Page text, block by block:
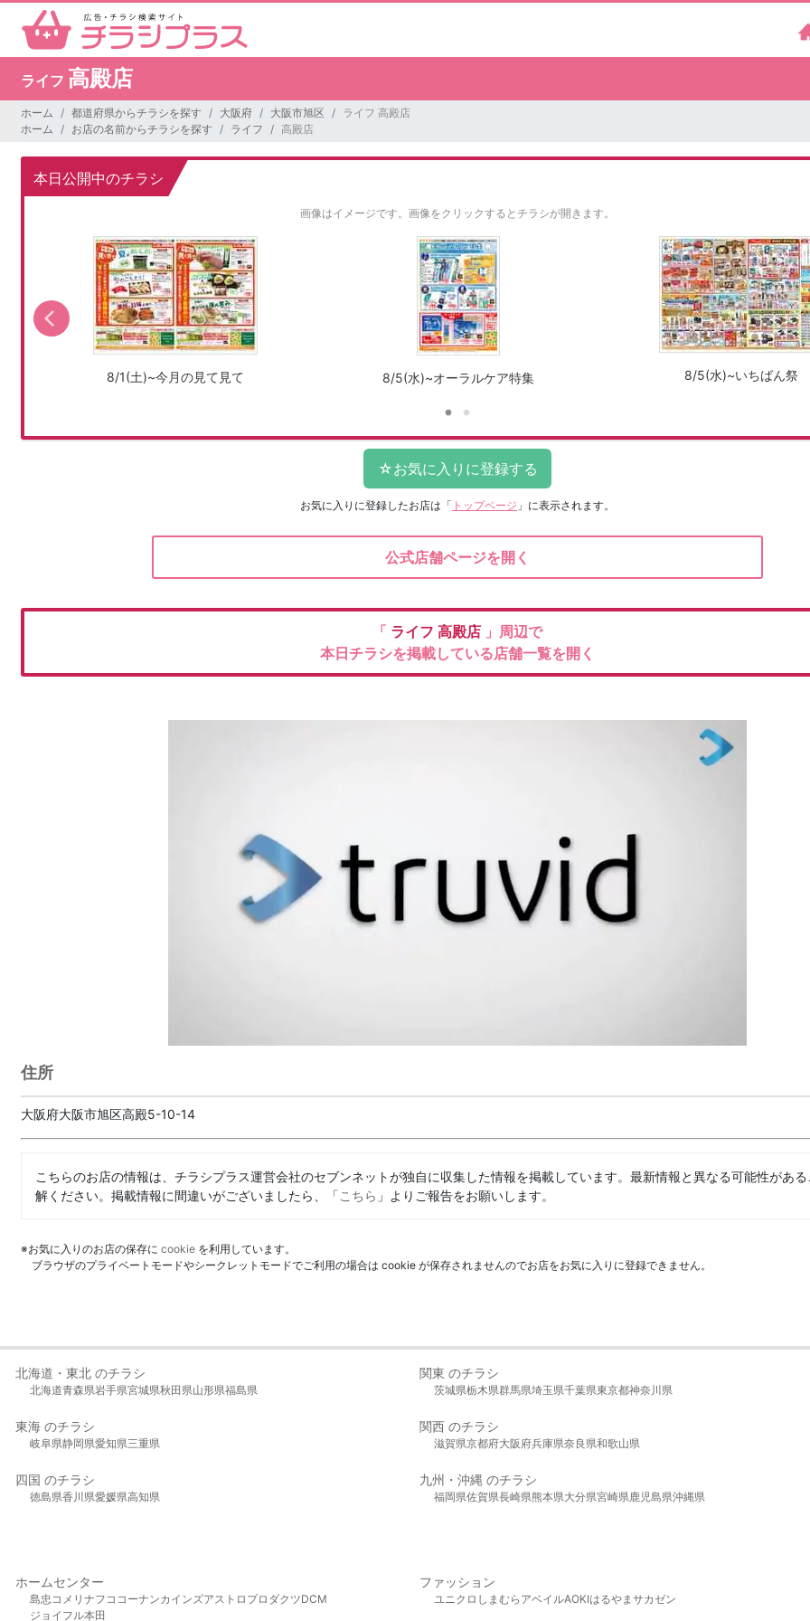
ライフ 高殿店
ホーム 都道府県からチラシを探す 大阪府 大阪市旭区
ライフ 高殿店
ホーム
お店の名前からチラシを探す ライフ 高殿店
本日公開中のチラシ
画像はイメージです。 画像をクリックするとチラシが開きます。
8/1(土)~今月の見て見て 8/5(水)~オーラルケア特集 8/5(水)~いちばん祭
お気に入りに登録したお店は 「 トップページ 」に表示されます。
公式店舗ページを開く
「 ライフ 高殿店 」周辺で
本日チラシを掲載している店舗一覧を開く
住所
大阪府大阪市旭区高殿5-10-14
こちらのお店の情報は、チラシプラス運営会社のセブンネットが独自に収集した情報を掲載しています。最新情報と異なる可能性があ
解ください。掲載情報に間違いがございましたら、「こちら 」よりご報告をお願いします。
※お気に入りのお店の保存に cookie を利用しています。
ブラウザのプライベートモードやシークレットモードでご利用の場合は cookie が保存されませんのでお店をお気に入りに登録できません。
北海道・東北 のチラシ
北海道青森県岩手県宮城県秋田県山形県福島県
関東 のチラシ
茨城県栃木県群馬県埼玉県千葉県東京都神奈川県
東海 のチラシ
岐阜県静岡県愛知県三重県
関西 のチラシ
滋賀県京都府大阪府兵庫県奈良県和歌山県
四国 のチラシ
徳島県香川県愛媛県高知県
九州・沖縄 のチラシ
福岡県佐賀県長崎県熊本県大分県宮崎県鹿児島県沖縄県
ホームセンター
島忠 コメリ ナフコ コーナンカインズアストロプロダクツDCM
ジョイフル本田
ファッション
ユニクロ しまむら アベイルAOKIはるやま サカゼン